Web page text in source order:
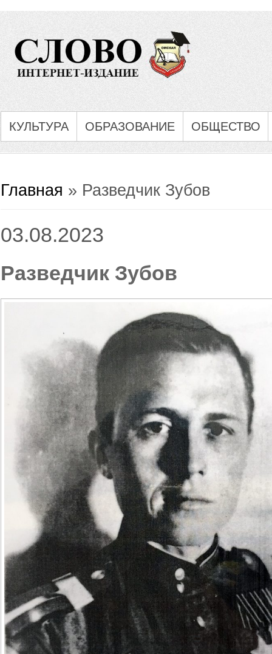
КУЛЬТУРА ОБРАЗОВАНИЕ ОБЩЕСТВО
Вы здесь
Главная » Разведчик Зубов
03.08.2023
Разведчик Зубов